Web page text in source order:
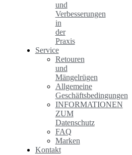
und
Verbesserungen
in
der
Praxis
Service
Retouren
und
Mängelrügen
Allgemeine
Geschäftsbedingungen
INFORMATIONEN
ZUM
Datenschutz
FAQ
Marken
Kontakt